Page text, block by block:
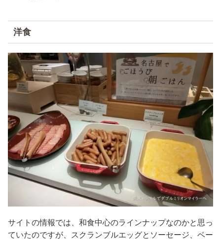
洋食
サイトの情報では、和食中心のラインナップなのかと思っ
ていたのですが、スクランブルエッグとソーセージ、ベー